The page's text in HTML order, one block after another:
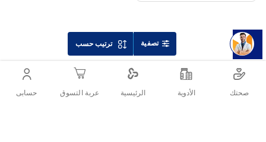
ترتيب حسب تصفية
صحتك الأدوية الرئيسية عربة التسوق حسابى